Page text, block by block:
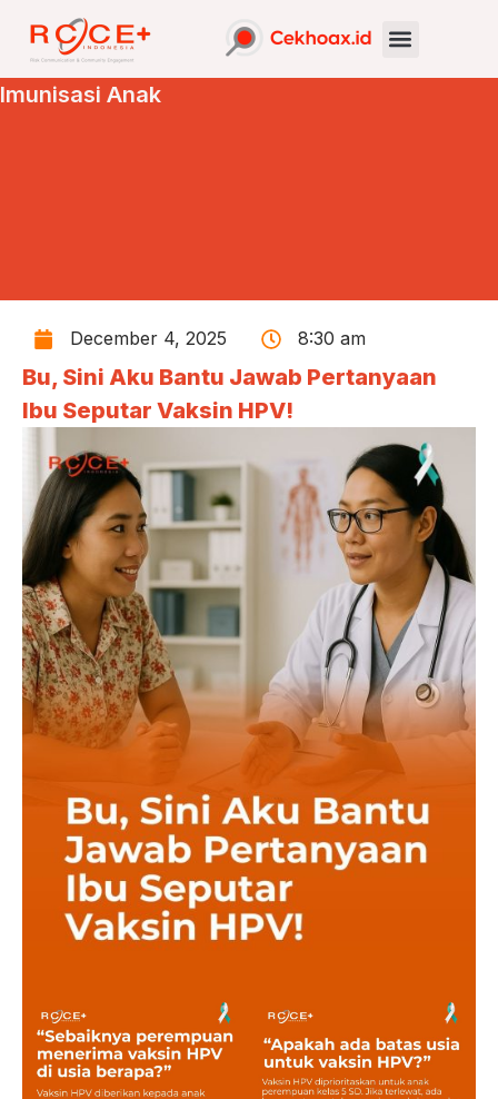
Imunisasi Anak
December 4, 2025 8:30 am
Bu, Sini Aku Bantu Jawab Pertanyaan
Ibu Seputar Vaksin HPV!